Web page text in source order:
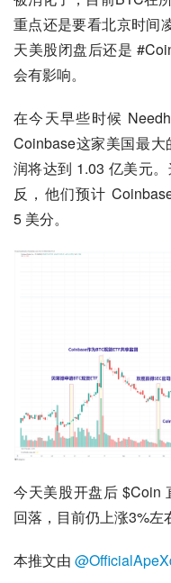
重点还是要看北京时间
天美股闭盘后还是
会有影响。
在今天早些时候
Coinbase这家美国最
润将达到 1.03 亿美元
反，他们预计
5 美分。
今天美股开盘后 $Coin
回落，目前仍上涨3%左
本推文由